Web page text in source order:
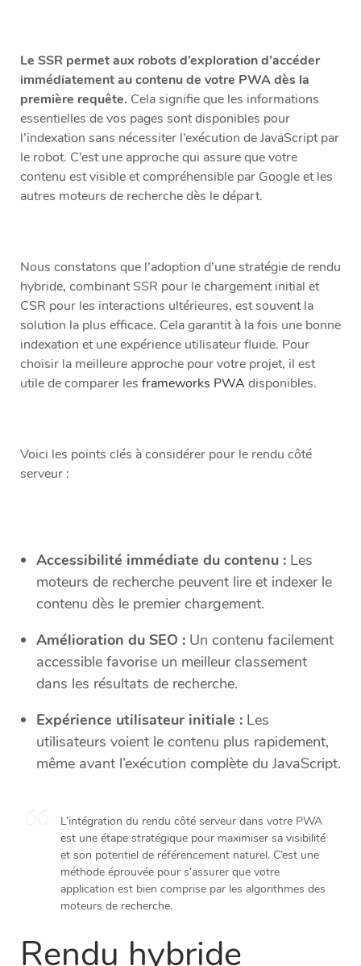
Le SSR permet aux robots d’exploration d’accéder
immédiatement au contenu de votre PWA dès la
première requête. Cela signifie que les informations
essentielles de vos pages sont disponibles pour
l’indexation sans nécessiter l’exécution de JavaScript par
le robot. C’est une approche qui assure que votre
contenu est visible et compréhensible par Google et les
autres moteurs de recherche dès le départ.
Nous constatons que l’adoption d’une stratégie de rendu
hybride, combinant SSR pour le chargement initial et
CSR pour les interactions ultérieures, est souvent la
solution la plus efficace. Cela garantit à la fois une bonne
indexation et une expérience utilisateur fluide. Pour
choisir la meilleure approche pour votre projet, il est
utile de comparer les frameworks PWA disponibles.
Voici les points clés à considérer pour le rendu côté
serveur :
Accessibilité immédiate du contenu : Les
moteurs de recherche peuvent lire et indexer le
contenu dès le premier chargement.
Amélioration du SEO : Un contenu facilement
accessible favorise un meilleur classement
dans les résultats de recherche.
Expérience utilisateur initiale : Les
utilisateurs voient le contenu plus rapidement,
même avant l’exécution complète du JavaScript.
L’intégration du rendu côté serveur dans votre PWA
est une étape stratégique pour maximiser sa visibilité
et son potentiel de référencement naturel. C’est une
méthode éprouvée pour s’assurer que votre
application est bien comprise par les algorithmes des
moteurs de recherche.
Rendu hybride